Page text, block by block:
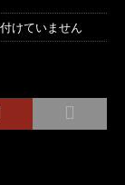
けていません